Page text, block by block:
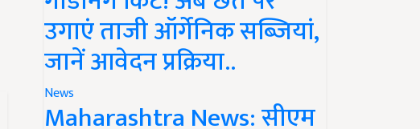
उगाएं ताजी ऑर्गेनिक सब्जियां,
जानें आवेदन प्रक्रिया..
News
Maharashtra News: सीएम